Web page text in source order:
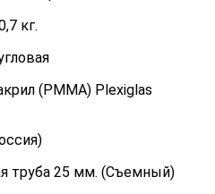
кг.
угловая
(PMMA) Plexiglas
труба 25 мм. (Съемный)